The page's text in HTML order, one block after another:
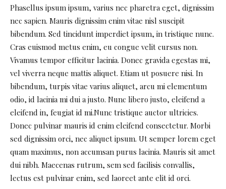
Phasellus ipsum ipsum, varius nec pharetra eget, dignissim
nec sapien. Mauris dignissim enim vitae nisl suscipit
bibendum. Sed tincidunt imperdiet ipsum, in tristique nunc.
Cras euismod metus enim, eu congue velit cursus non.
Vivamus tempor efficitur lacinia. Donec gravida egestas mi,
vel viverra neque mattis aliquet. Etiam ut posuere nisi. In
bibendum, turpis vitae varius aliquet, arcu mi elementum
odio, id lacinia mi dui a justo. Nunc libero justo, eleifend a
eleifend in, feugiat id mi.Nunc tristique auctor ultricies.
Donec pulvinar mauris id enim eleifend consectetur. Morbi
sed dignissim orci, nec aliquet ipsum. Ut semper lorem eget
quam maximus, non accumsan purus lacinia. Mauris sit amet
dui nibh. Maecenas rutrum, sem sed facilisis convallis,
lectus est pulvinar enim, sed laoreet ante elit id orci.